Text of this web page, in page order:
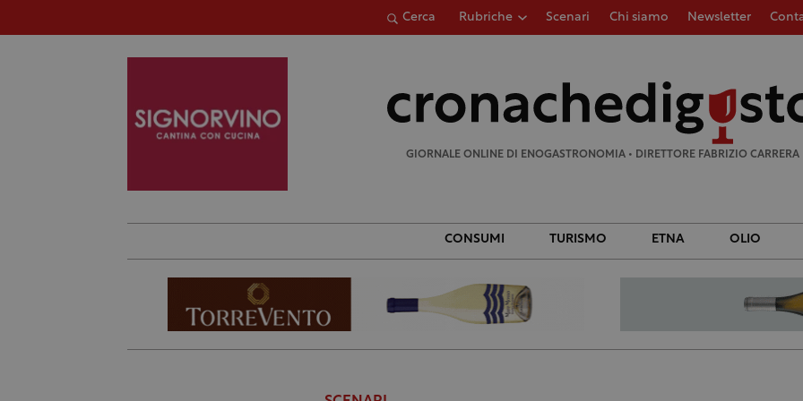
Cerca Rubriche Scenari Chi siamo Newsletter
GIORNALE ONLINE DI ENOGASTRONOMIA • DIRETTORE FABRIZIO CARRERA
CONSUMI TURISMO ETNA OLIO